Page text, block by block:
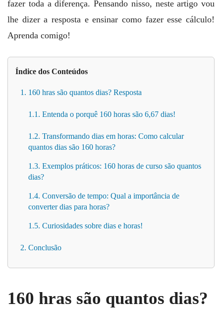
fazer toda a diferença. Pensando nisso, neste artigo vou
lhe dizer a resposta e ensinar como fazer esse cálculo!
Aprenda comigo!
Índice dos Conteúdos
1. 160 hras são quantos dias? Resposta
1.1. Entenda o porquê 160 horas são 6,67 dias!
1.2. Transformando dias em horas: Como calcular
quantos dias são 160 horas?
1.3. Exemplos práticos: 160 horas de curso são quantos
dias?
1.4. Conversão de tempo: Qual a importância de
converter dias para horas?
1.5. Curiosidades sobre dias e horas!
2. Conclusão
160 hras são quantos dias?